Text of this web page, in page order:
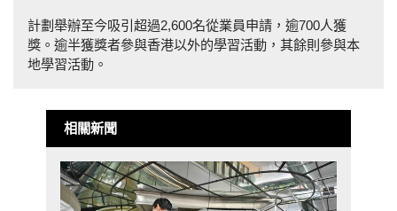
計劃舉辦至今吸引超過2,600名從業員申請，逾700人獲
獎。逾半獲獎者參與香港以外的學習活動，其餘則參與本
地學習活動。
相關新聞